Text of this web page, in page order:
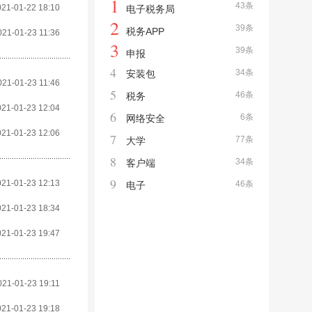
01-22 18:10
01-23 11:36
01-23 11:46
01-23 12:04
01-23 12:06
01-23 12:13
01-23 18:34
01-23 19:47
01-23 19:11
01-23 19:18
43条
1 电子税务局
39条
2 税务APP
39条
3 申报
34条
4 安装包
46条
5 税务
6条
6 网络安全
77条
7 大学
34条
8 客户端
46条
9 电子